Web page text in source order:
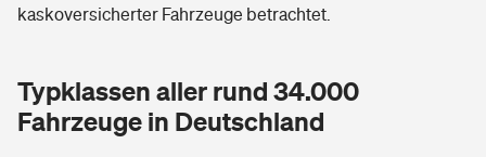
kaskoversicherter Fahrzeuge betrachtet.
Typklassen aller rund 34.000
Fahrzeuge in Deutschland